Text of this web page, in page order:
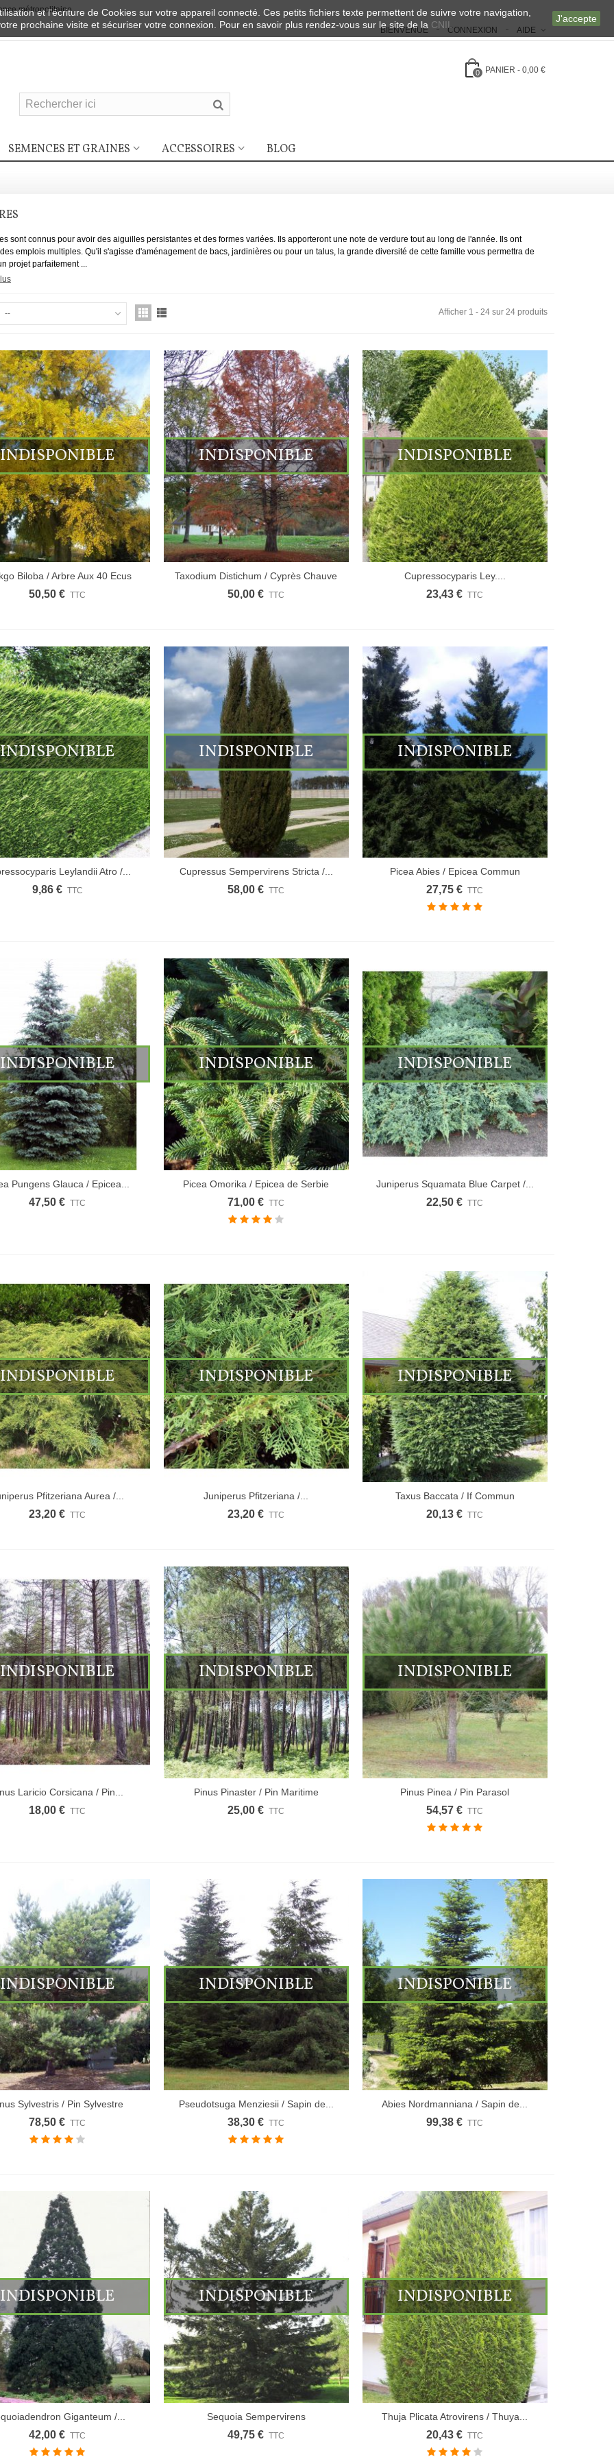
et l'écriture de Cookies sur votre appareil connecté. Ces petits fichiers texte permettent de suivre votre navigation,
prochaine visite et sécuriser votre connexion. Pour en savoir plus rendez-vous sur le site de la CNIL
J'accepte
métropolitaine
AIDE
CONNEXION
BIENVENUE
0 PANIER - 0,00 €
SEMENCES ET GRAINES ACCESSOIRES BLOG
sont connus pour avoir des aiguilles persistantes et des formes variées. Ils apporteront une note de verdure tout au long de l'année. Ils ont
emplois multiples. Qu'il s'agisse d'aménagement de bacs, jardinières ou pour un talus, la grande diversité de cette famille vous permettra de
projet parfaitement ...
-- Afficher 1 - 24 sur 24 produits
INDISPONIBLE
Biloba / Arbre Aux 40 Ecus
50,50 € TTC
INDISPONIBLE
Taxodium Distichum / Cyprès Chauve
50,00 € TTC
INDISPONIBLE
Cupressocyparis Ley....
23,43 € TTC
INDISPONIBLE
Leylandii Atro /...
9,86 € TTC
INDISPONIBLE
Cupressus Sempervirens Stricta /...
58,00 € TTC
INDISPONIBLE
Picea Abies / Epicea Commun
27,75 € TTC
INDISPONIBLE
Pungens Glauca / Epicea...
47,50 € TTC
INDISPONIBLE
Picea Omorika / Epicea de Serbie
71,00 € TTC
INDISPONIBLE
Juniperus Squamata Blue Carpet /...
22,50 € TTC
INDISPONIBLE
Pfitzeriana Aurea /...
23,20 € TTC
INDISPONIBLE
Juniperus Pfitzeriana /...
23,20 € TTC
INDISPONIBLE
Taxus Baccata / If Commun
20,13 € TTC
INDISPONIBLE
Laricio Corsicana / Pin...
18,00 € TTC
INDISPONIBLE
Pinus Pinaster / Pin Maritime
25,00 € TTC
INDISPONIBLE
Pinus Pinea / Pin Parasol
54,57 € TTC
INDISPONIBLE
Sylvestris / Pin Sylvestre
78,50 € TTC
INDISPONIBLE
Pseudotsuga Menziesii / Sapin de...
38,30 € TTC
INDISPONIBLE
Abies Nordmanniana / Sapin de...
99,38 € TTC
INDISPONIBLE
Giganteum /...
42,00 € TTC
INDISPONIBLE
Sequoia Sempervirens
49,75 € TTC
INDISPONIBLE
Thuja Plicata Atrovirens / Thuya...
20,43 € TTC